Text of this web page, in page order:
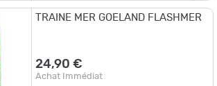
TRAINE MER GOELAND FLASHMER
24,90 €
Achat Immédiat